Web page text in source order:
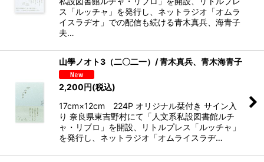
ス「ルッチャ」を発行し、ネットラジオ「オムラ
イスラヂオ」での配信も続ける青木真兵、海青子
夫…
山學ノオト3（二〇二一）/ 青木真兵、青木海青子
2,200円(税込)
17cm×12cm 224P オリジナル栞付き サイン入
り 奈良県東吉野村にて「人文系私設図書館ルチ
ャ・リブロ」を開設、リトルプレス「ルッチャ」
を発行し、ネットラジオ「オムライスラヂ…